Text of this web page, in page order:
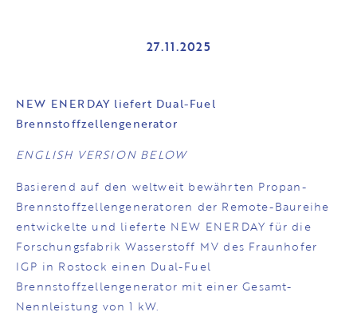
27.11.2025
NEW ENERDAY liefert Dual-Fuel
Brennstoffzellengenerator
ENGLISH VERSION BELOW
Basierend auf den weltweit bewährten Propan-
Brennstoffzellengeneratoren der Remote-Baureihe
entwickelte und lieferte NEW ENERDAY für die
Forschungsfabrik Wasserstoff MV des Fraunhofer
IGP in Rostock einen Dual-Fuel
Brennstoffzellengenerator mit einer Gesamt-
Nennleistung von 1 kW.